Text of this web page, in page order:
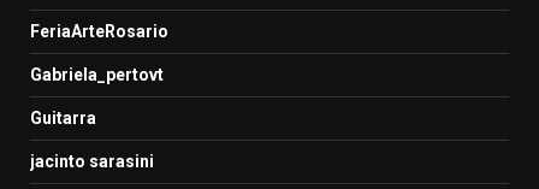
FeriaArteRosario
Gabriela_pertovt
Guitarra
jacinto sarasini